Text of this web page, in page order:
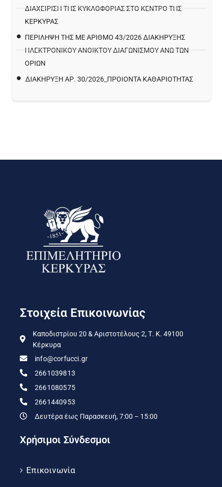
ΔΙΑΧΕΊΡΙΣΗ ΤΗΣ ΚΥΚΛΟΦΟΡΊΑΣ ΣΤΟ ΚΈΝΤΡΟ ΤΗΣ
ΚΈΡΚΥΡΑΣ
ΠΕΡΙΛΗΨΗ ΤΗΣ ΜΕ ΑΡΙΘΜΟ 43/2026 ΔΙΑΚΗΡΥΞΗΣ
ΗΛΕΚΤΡΟΝΙΚΟΥ ΑΝΟΙΚΤΟΥ ΔΙΑΓΩΝΙΣΜΟΥ ΑΝΩ ΤΩΝ
ΟΡΙΩΝ
ΔΙΑΚΉΡΥΞΗ ΑΡ. 30/2026_ΠΡΟΙΌΝΤΑ ΚΑΘΑΡΙΌΤΗΤΑΣ
Στοιχεία Επικοινωνίας
Καποδιστρίου 20 & Αριστοτέλους 2, Τ. Κ. 49100
Κέρκυρα
info@corfucci.gr
2661039813
2661080575
2661440953
Δευτέρα έως Παρασκευή, 7:00 – 15:00
Χρήσιμοι Σύνδεσμοι
Επικοινωνία